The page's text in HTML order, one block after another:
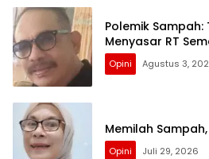
Polemik
Menyasar RT
Opini Agustus 3,
Memilah
Opini Juli 29, 2026